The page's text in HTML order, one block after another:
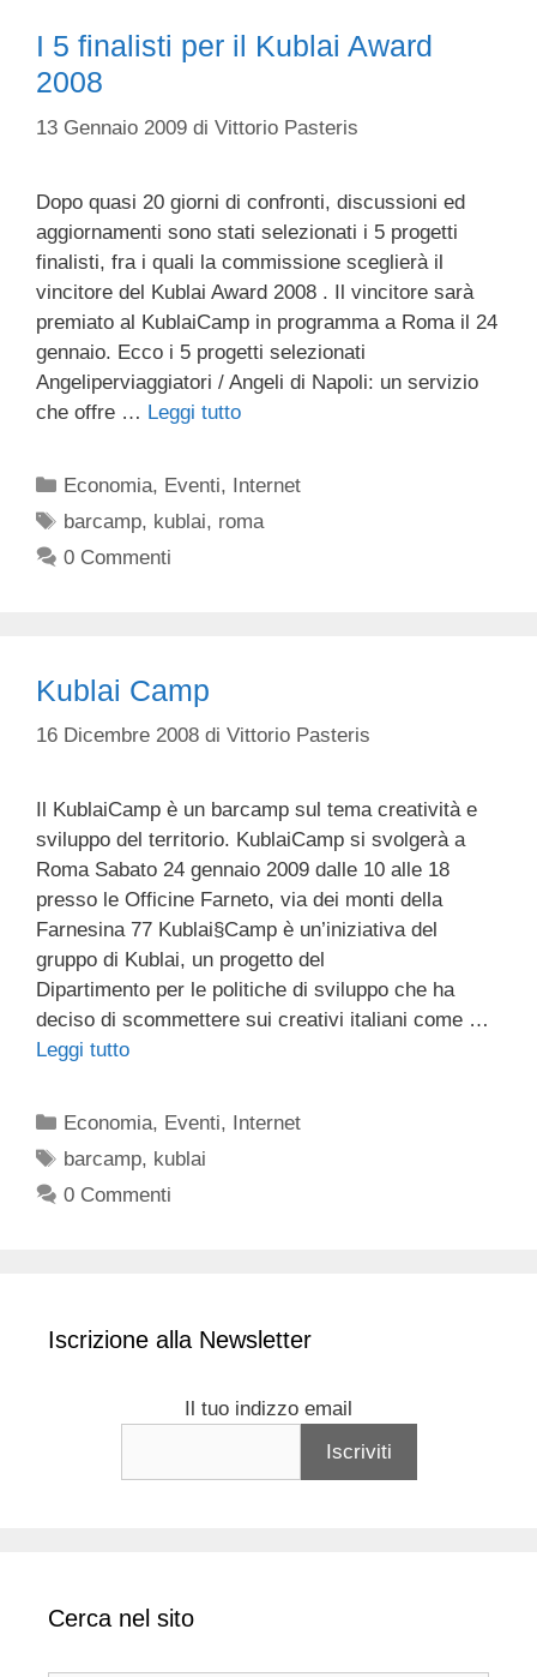
I 5 finalisti per il Kublai Award
2008
13 Gennaio 2009 di Vittorio Pasteris
Dopo quasi 20 giorni di confronti, discussioni ed
aggiornamenti sono stati selezionati i 5 progetti
finalisti, fra i quali la commissione sceglierà il
vincitore del Kublai Award 2008 . Il vincitore sarà
premiato al KublaiCamp in programma a Roma il 24
gennaio. Ecco i 5 progetti selezionati
Angeliperviaggiatori / Angeli di Napoli: un servizio
che offre … Leggi tutto
Categorie
Economia, Eventi, Internet
Tag
barcamp, kublai, roma
0 Commenti
Kublai Camp
16 Dicembre 2008 di Vittorio Pasteris
Il KublaiCamp è un barcamp sul tema creatività e
sviluppo del territorio. KublaiCamp si svolgerà a
Roma Sabato 24 gennaio 2009 dalle 10 alle 18
presso le Officine Farneto, via dei monti della
Farnesina 77 Kublai§Camp è un’iniziativa del
gruppo di Kublai, un progetto del
Dipartimento per le politiche di sviluppo che ha
deciso di scommettere sui creativi italiani come …
Leggi tutto
Categorie
Economia, Eventi,
Internet
Tag
barcamp, kublai
0 Commenti
Iscrizione alla Newsletter
Il tuo indizzo email
Cerca nel sito